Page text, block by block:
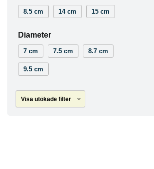
8.5 cm 14 cm 15 cm
Diameter
7 cm 7.5 cm 8.7 cm
9.5 cm
Visa utökade filter